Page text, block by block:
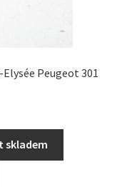
Peugeot 301
skladem